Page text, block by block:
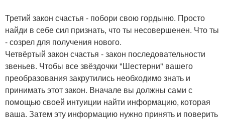
Третий закон счастья - побори свою гордыню. Просто
найди в себе сил признать, что ты несовершенен. Что ты
- созрел для получения нового.
Четвёртый закон счастья - закон последовательности
звеньев. Чтобы все звёздочки "Шестерни" вашего
преобразования закрутились необходимо знать и
принимать этот закон. Вначале вы должны сами с
помощью своей интуиции найти информацию, которая
ваша. Затем эту информацию нужно принять и поверить